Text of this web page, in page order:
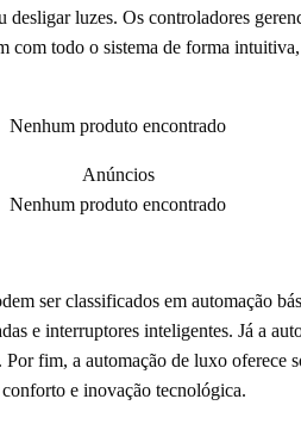
luzes. Os controladores
com todo o sistema de forma
Nenhum produto encontrado
Anúncios
Nenhum produto encontrado
ser classificados em automação
e interruptores inteligentes. Já a
fim, a automação de luxo oferece
e inovação tecnológica.